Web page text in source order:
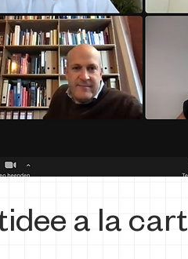
a la cart